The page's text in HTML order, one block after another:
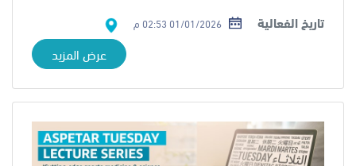
تاريخ الفعالية 01/01/2026 02:53 م
عرض المزيد